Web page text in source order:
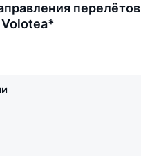
перелётов